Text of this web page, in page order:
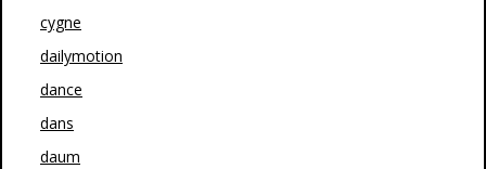
cygne
dailymotion
dance
dans
daum